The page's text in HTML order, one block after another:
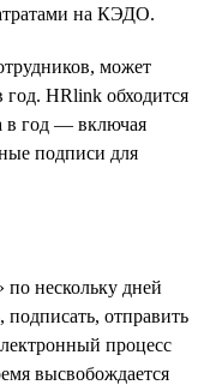
на КЭДО.
может
год. HRlink обходится
в год — включая
подписи для
нескольку дней
подписать, отправить
процесс
высвобождается